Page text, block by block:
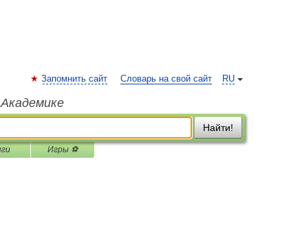
RU
Запомнить сайт Словарь на свой сайт
Найти!
Игры ⚽